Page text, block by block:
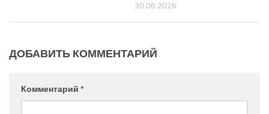
30.06.2026
ДОБАВИТЬ КОММЕНТАРИЙ
Комментарий *